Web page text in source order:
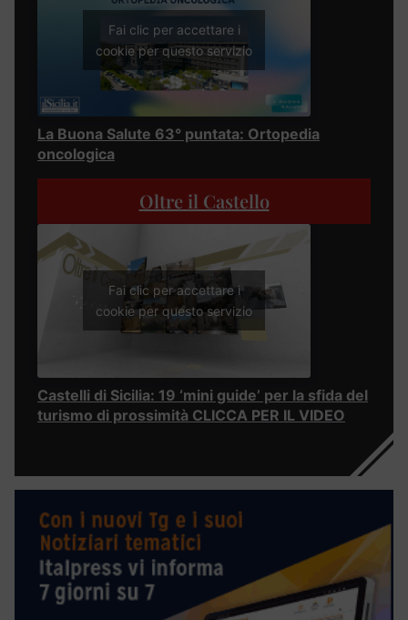
Fai clic per accettare i
cookie per questo servizio
La Buona Salute 63° puntata: Ortopedia
oncologica
Oltre il Castello
Fai clic per accettare i
cookie per questo servizio
Castelli di Sicilia: 19 ‘mini guide’ per la sfida del
turismo di prossimità CLICCA PER IL VIDEO